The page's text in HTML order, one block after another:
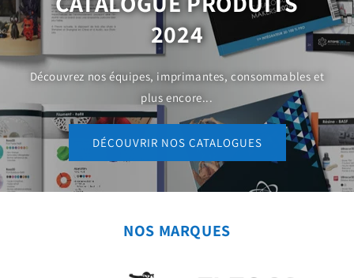
2024
Découvrez nos équipes, imprimantes, consommables et
plus encore...
DÉCOUVRIR NOS CATALOGUES
NOS MARQUES